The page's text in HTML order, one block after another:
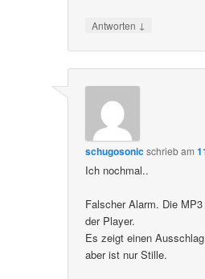
Antworten ↓
schugosonicschriebam
Ich nochmal..
Falscher Alarm. Die
der Player.
Es zeigt einen
aber ist nur Stille.